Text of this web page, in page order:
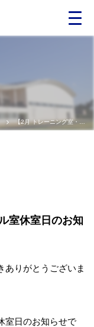
室休室日のお知
ありがとうございま
室日のお知らせで